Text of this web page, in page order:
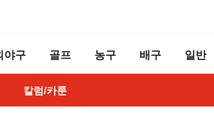
야구 골프 농구 배구 일반
칼럼/카툰